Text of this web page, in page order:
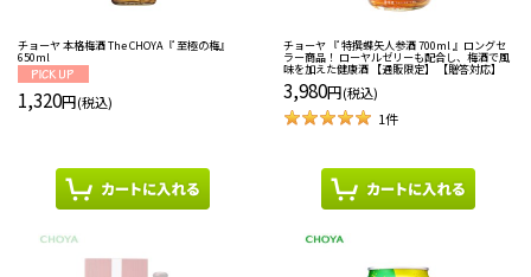
チョーヤ 本格梅酒 The CHOYA『 至極の梅』
650ml
1,320円(税込)
チョーヤ 『 特撰蝶矢人参酒 700ml 』ロングセ
ラー商品！ ローヤルゼリーも配合し、梅酒で風
味を加えた健康酒 【通販限定】 【贈答対応】
3,980円(税込)
1件